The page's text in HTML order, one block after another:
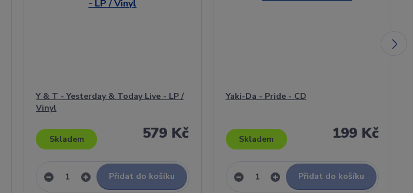
Y & T - Yesterday & Today Live - LP /
Vinyl
579 Kč
Skladem
Přidat do košíku
Yaki-Da - Pride - CD
199 Kč
Skladem
Přidat do košíku